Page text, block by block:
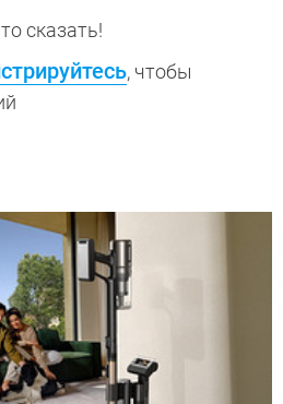
сказать!
, чтобы